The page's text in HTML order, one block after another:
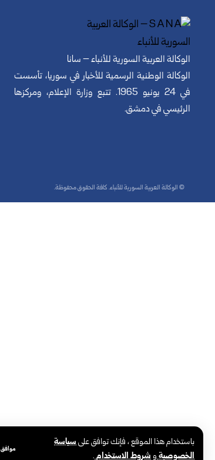
باستخدام هذا الموقع ، فإنك توافق علىسياسة
الخصوصيةوشروط الاستخدام.
موافق
الوكالة العربية السورية للأنباء – سانا
الوكالة الوطنية الرسمية للأخبار في سوريا، تأسست
في 24 يونيو 1965. تتبع وزارة الإعلام، ومركزها
الرئيسي في دمشق.
© الوكالة العربية السورية للأنباء. كافة الحقوق محفوظة.